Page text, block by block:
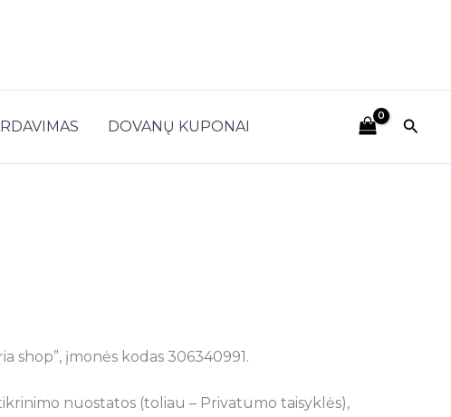
DOVANŲ KUPONAI
shop”, įmonės kodas 306340991.
nuostatos (toliau – Privatumo taisyklės),